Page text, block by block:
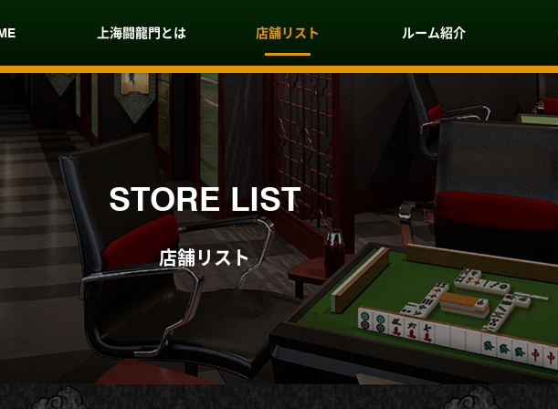
上海闘龍門とは 店舗リスト ルーム紹介
STORE LIST
店舗リスト